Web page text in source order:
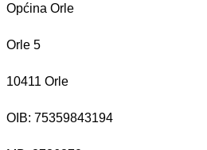
Općina Orle
Orle 5
10411 Orle
OIB: 75359843194